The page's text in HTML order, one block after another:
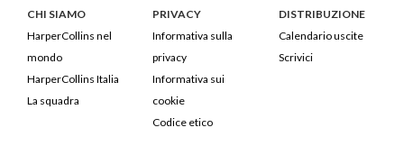
CHI SIAMO
HarperCollins nel
mondo
HarperCollins Italia
La squadra
PRIVACY
Informativa sulla
privacy
Informativa sui
cookie
Codice etico
DISTRIBUZIONE
Calendario uscite
Scrivici